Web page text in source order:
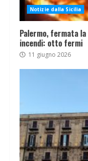
Notizie dalla Sicilia
Palermo, fermata
incendi: otto fermi
11 giugno 2026